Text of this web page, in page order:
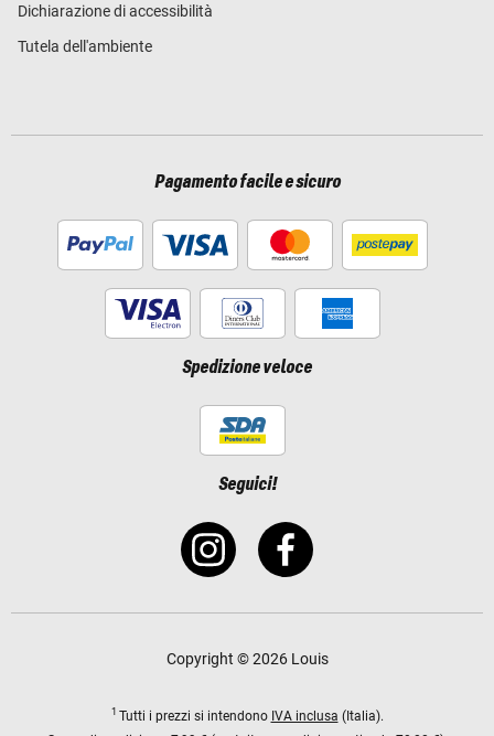
Dichiarazione di accessibilità
Tutela dell'ambiente
Pagamento facile e sicuro
Spedizione veloce
Seguici!
Copyright © 2026 Louis
1 Tutti i prezzi si intendono IVA inclusa (Italia).